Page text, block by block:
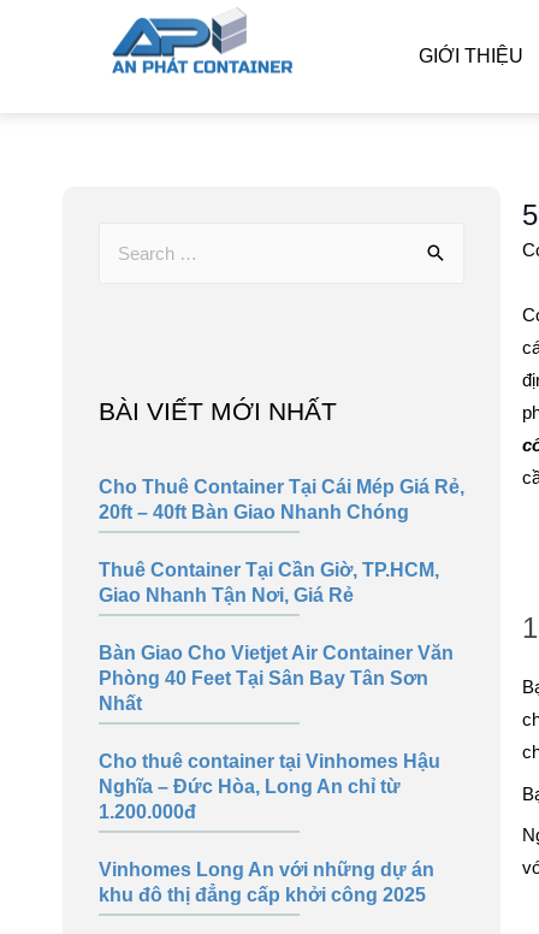
GIỚI THIỆU
BÀI VIẾT MỚI NHẤT
Cho Thuê Container Tại Cái Mép Giá Rẻ,
20ft – 40ft Bàn Giao Nhanh Chóng
Thuê Container Tại Cần Giờ, TP.HCM,
Giao Nhanh Tận Nơi, Giá Rẻ
Bàn Giao Cho Vietjet Air Container Văn
Phòng 40 Feet Tại Sân Bay Tân Sơn
Nhất
Cho thuê container tại Vinhomes Hậu
Nghĩa – Đức Hòa, Long An chỉ từ
1.200.000đ
Vinhomes Long An với những dự án
khu đô thị đẳng cấp khởi công 2025